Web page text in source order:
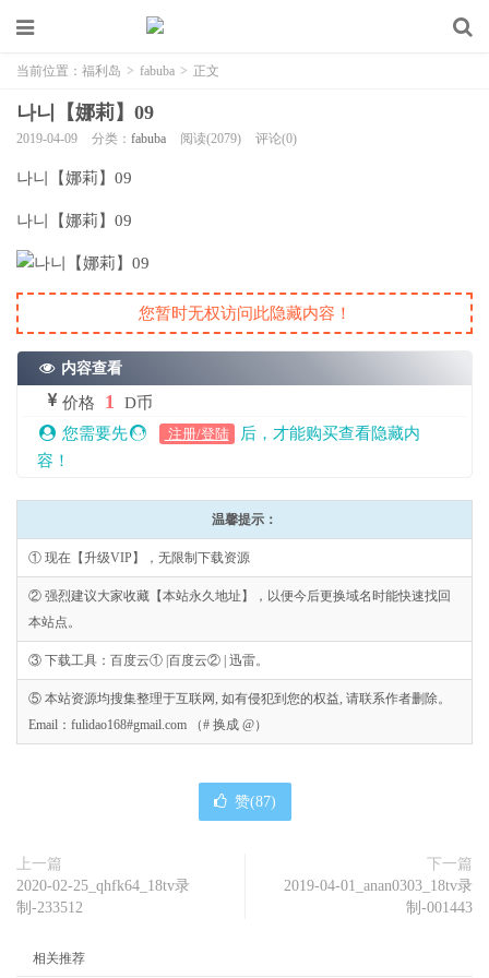
当前位置： 福利岛 > fabuba > 正文
나니【娜莉】09
2019-04-09 分类： fabuba 阅读(2079) 评论(0)
나니【娜莉】09
나니【娜莉】09
您暂时无权访问此隐藏内容！
内容查看
价格 1
D币
您需要先
注册/登陆
后，才能购买查看隐藏内
容！
温馨提示：
① 现在【升级VIP】，无限制下载资源
② 强烈建议大家收藏【本站永久地址】，以便今后更换域名时能快速找回
本站点。
③ 下载工具：百度云① |百度云② | 迅雷。
⑤ 本站资源均搜集整理于互联网, 如有侵犯到您的权益, 请联系作者删除。
Email：fulidao168#gmail.com （# 换成 @）
赞(87)
上一篇
2020-02-25_qhfk64_18tv录
制-233512
下一篇
2019-04-01_anan0303_18tv录
制-001443
相关推荐